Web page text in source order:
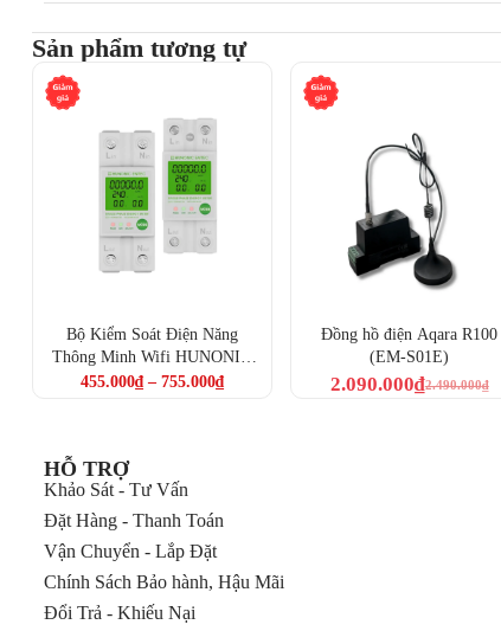
Sản phẩm tương tự
Bộ Kiểm Soát Điện Năng
Thông Minh Wifi HUNONIC
ENTEC (HNCTDB)
455.000₫ – 755.000₫
Đồng hồ điện Aqara R100
(EM-S01E)
2.490.000₫
2.090.000₫
HỖ TRỢ
Khảo Sát - Tư Vấn
Đặt Hàng - Thanh Toán
Vận Chuyển - Lắp Đặt
Chính Sách Bảo hành, Hậu Mãi
Đổi Trả - Khiếu Nại